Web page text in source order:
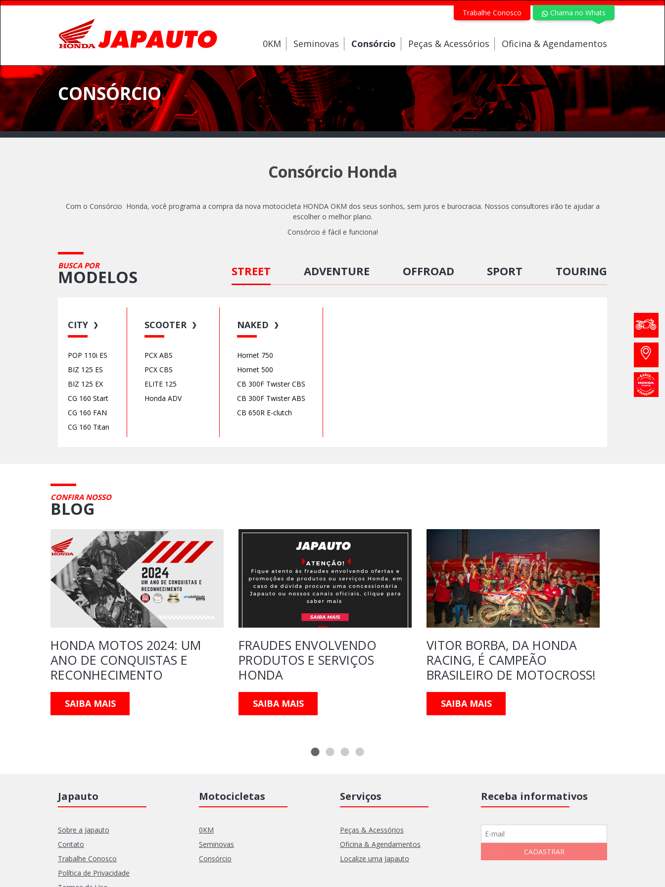
Trabalhe Conosco Chama no Whats
0KM Seminovas Consórcio Peças & Acessórios Oficina & Agendamentos
CONSÓRCIO
Consórcio Honda
Com o Consórcio Honda, você programa a compra da nova motocicleta HONDA OKM dos seus sonhos, sem juros e burocracia. Nossos consultores irão te ajudar a
escolher o melhor plano.
Consórcio é fácil e funciona!
BUSCA POR
MODELOS STREET ADVENTURE OFFROAD SPORT TOURING
CITY ❯
POP 110i ES
BIZ 125 ES
BIZ 125 EX
CG 160 Start
CG 160 FAN
CG 160 Titan
SCOOTER ❯
PCX ABS
PCX CBS
ELITE 125
Honda ADV
NAKED ❯
Hornet 750
Hornet 500
CB 300F Twister CBS
CB 300F Twister ABS
CB 650R E-clutch
CONFIRA NOSSO
BLOG
HONDA MOTOS 2024: UM
ANO DE CONQUISTAS E
RECONHECIMENTO
SAIBA MAIS
FRAUDES ENVOLVENDO
PRODUTOS E SERVIÇOS
HONDA
SAIBA MAIS
VITOR BORBA, DA HONDA
RACING, É CAMPEÃO
BRASILEIRO DE MOTOCROSS!
SAIBA MAIS
Japauto
Sobre a Japauto
Contato
Trabalhe Conosco
Política de Privacidade
Motocicletas
0KM
Seminovas
Consórcio
Serviços
Peças & Acessórios
Oficina & Agendamentos
Localize uma Japauto
Receba informativos